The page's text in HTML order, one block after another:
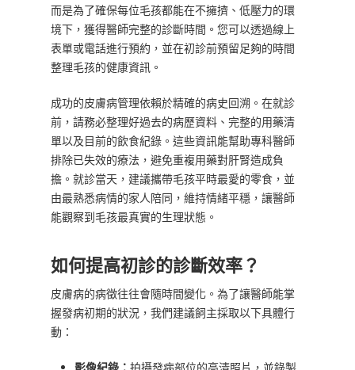
而是為了確保每位毛孩都能在不擁擠、低壓力的環
境下，獲得醫師完整的診斷時間。您可以透過線上
表單或電話進行預約，並在初診前預留足夠的時間
整理毛孩的健康資訊。
成功的皮膚病管理依賴於精確的病史回溯。在就診
前，請務必整理好過去的病歷資料、完整的用藥清
單以及目前的飲食紀錄。這些資訊能幫助專科醫師
排除已失效的療法，避免重複用藥對肝腎造成負
擔。就診當天，建議攜帶毛孩平時最愛的零食，並
由最熟悉病情的家人陪同，維持情緒平穩，讓醫師
能觀察到毛孩最真實的生理狀態。
如何提高初診的診斷效率？
皮膚病的病徵往往會隨時間變化。為了讓醫師能掌
握發病初期的狀況，我們建議飼主採取以下具體行
動：